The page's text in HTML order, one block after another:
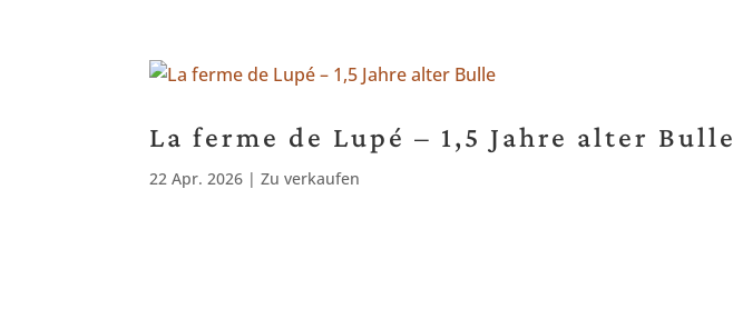
La ferme de Lupé – 1,5 Jahre alter Bulle
22 Apr. 2026 |Zu verkaufen